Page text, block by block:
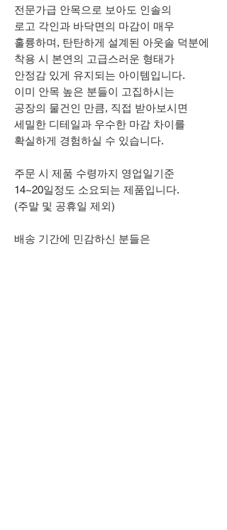
전문가급 안목으로 보아도 인솔의
로고 각인과 바닥면의 마감이 매우
훌륭하며, 탄탄하게 설계된 아웃솔 덕분에
착용 시 본연의 고급스러운 형태가
안정감 있게 유지되는 아이템입니다.
이미 안목 높은 분들이 고집하시는
공장의 물건인 만큼, 직접 받아보시면
세밀한 디테일과 우수한 마감 차이를
확실하게 경험하실 수 있습니다.
주문 시 제품 수령까지 영업일기준
14~20일정도 소요되는 제품입니다.
(주말 및 공휴일 제외)
배송 기간에 민감하신 분들은